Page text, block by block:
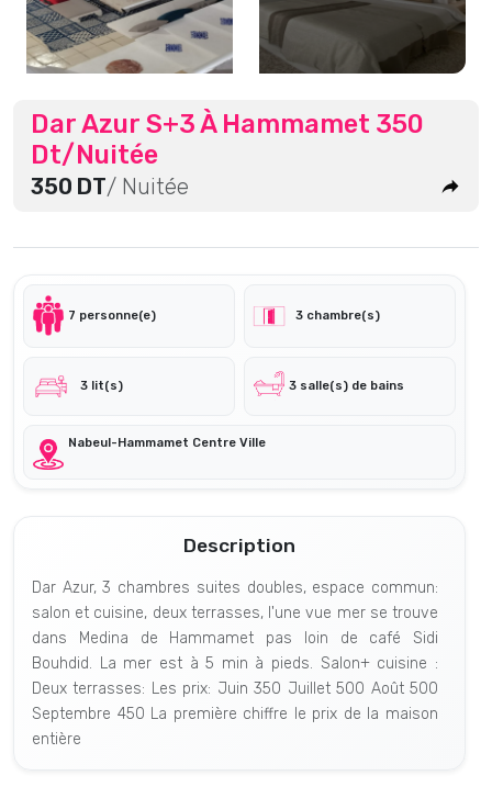
Dar Azur S+3 À Hammamet 350
Dt/Nuitée
350 DT/ Nuitée
7 personne(e) 3 chambre(s)
3 lit(s) 3 salle(s) de bains
Nabeul-Hammamet Centre Ville
Description
Dar Azur, 3 chambres suites doubles, espace commun:
salon et cuisine, deux terrasses, l'une vue mer se trouve
dans Medina de Hammamet pas loin de café Sidi
Bouhdid. La mer est à 5 min à pieds. Salon+ cuisine :
Deux terrasses: Les prix: Juin 350 Juillet 500 Août 500
Septembre 450 La première chiffre le prix de la maison
entière